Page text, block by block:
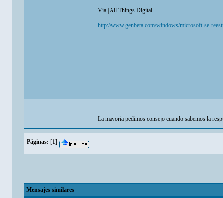
Vía | All Things Digital
http://www.genbeta.com/windows/microsoft-se-
La mayoria pedimos consejo cuando sabemos la
Páginas: [1]
Mensajes similares